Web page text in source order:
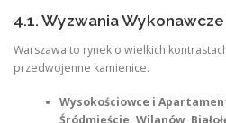
4.1. Wyzwania
Warszawa to rynek o wielkich
przedwojenne kamienice.
Wysokościowce i